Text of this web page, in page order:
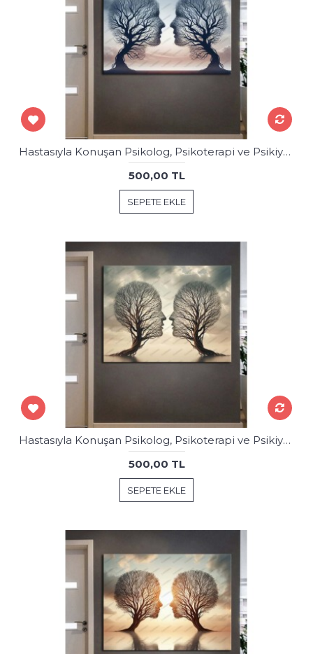
Hastasıyla Konuşan Psikolog, Psikoterapi ve Psikiyatri Merkezi, Terapi Odası Tablosu psk104
500,00 TL
SEPETE EKLE
Hastasıyla Konuşan Psikolog, Psikoterapi ve Psikiyatri Merkezi, Terapi Odası Tablosu psk105
500,00 TL
SEPETE EKLE